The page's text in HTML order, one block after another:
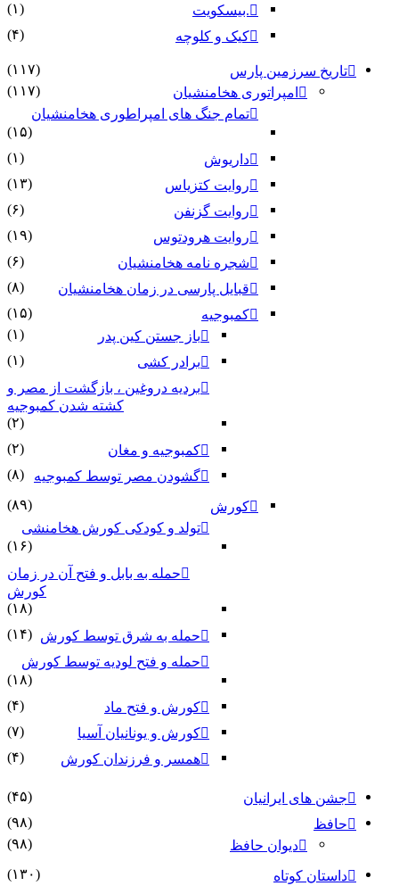
.بیسکویت
(۱)
کیک و کلوچه
(۴)
تاریخ سرزمین پارس
(۱۱۷)
امپراتوری هخامنشیان
(۱۱۷)
تمام جنگ های امپراطوری هخامنشیان
(۱۵)
داریوش
(۱)
روایت کتزیاس
(۱۳)
روایت گزنفن
(۶)
روایت هرودتوس
(۱۹)
شجره نامه هخامنشیان
(۶)
قبایل پارسی در زمان هخامنشیان
(۸)
کمبوجیه
(۱۵)
باز جستن کین پدر
(۱)
برادر کشی
(۱)
بردیه دروغین ، بازگشت از مصر و
کشته شدن کمبوجیه
(۲)
کمبوجیه و مغان
(۲)
گشودن مصر توسط کمبوجیه
(۸)
کورش
(۸۹)
تولد و کودکی کورش هخامنشی
(۱۶)
حمله به بابل و فتح آن در زمان
کورش
(۱۸)
حمله به شرق توسط کورش (۱۴)
حمله و فتح لودیه توسط کورش
(۱۸)
کورش و فتح ماد
(۴)
کورش و یونانیان آسیا
(۷)
همسر و فرزندان کورش
(۴)
جشن های ایرانیان
(۴۵)
حافظ
(۹۸)
دیوان حافظ
(۹۸)
داستان کوتاه
(۱۳۰)